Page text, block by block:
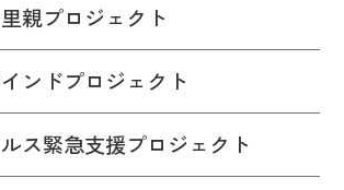
親プロジェクト
ンドプロジェクト
ス緊急支援プロジェクト